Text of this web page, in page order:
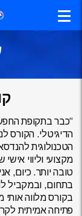
“כבר בתקופת
הדיגיטלי. הקורס
הטכנולוגית
מקצועי וליווי
טובה יותר. כיום,
בתחום, ובמקביל
בקורס מלווה אותי
פתיחה אמיתית